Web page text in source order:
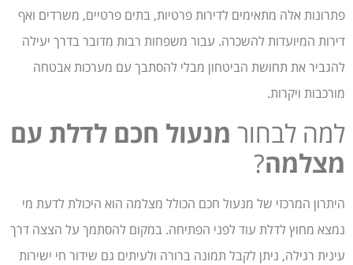
פתרונות אלה מתאימים לדירות פרטיות, בתים פרטיים, משרדים ואף
דירות המיועדות להשכרה. עבור משפחות רבות מדובר בדרך יעילה
להגביר את תחושת הביטחון מבלי להסתבך עם מערכות אבטחה
מורכבות ויקרות.
למה לבחור מנעול חכם לדלת עם
מצלמה?
היתרון המרכזי של מנעול חכם הכולל מצלמה הוא היכולת לדעת מי
נמצא מחוץ לדלת עוד לפני הפתיחה. במקום להסתמך על הצצה דרך
עינית רגילה, ניתן לקבל תמונה ברורה ולעיתים גם שידור חי ישירות